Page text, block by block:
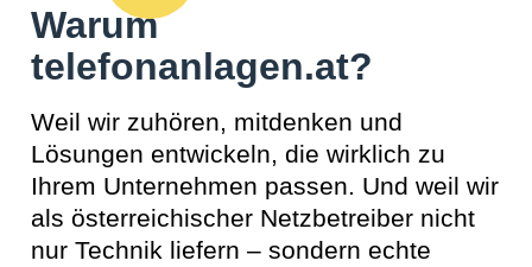
Warum
telefonanlagen.at?
Weil wir zuhören, mitdenken und
Lösungen entwickeln, die wirklich zu
Ihrem Unternehmen passen. Und weil wir
als österreichischer Netzbetreiber nicht
nur Technik liefern – sondern echte